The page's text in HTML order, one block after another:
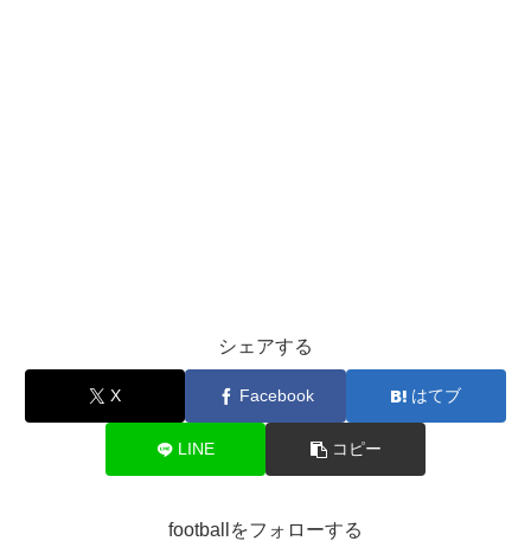
シェアする
X Facebook はてブ
LINE コピー
footballをフォローする